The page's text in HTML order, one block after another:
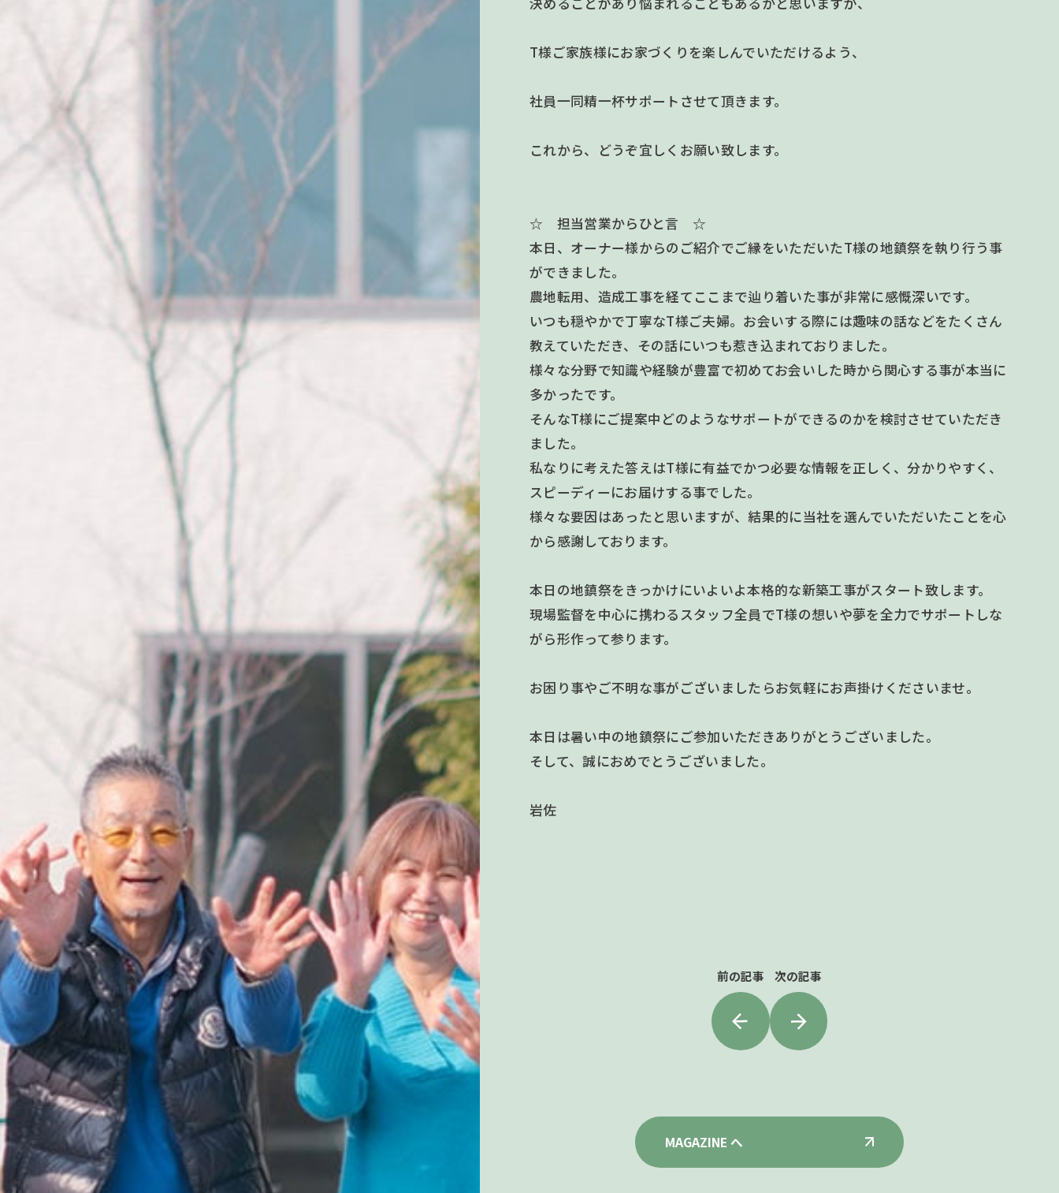
T様ご家族様にお家づくりを楽しんでいただけるよう、
社員一同精一杯サポートさせて頂きます。
これから、どうぞ宜しくお願い致します。
☆ 担当営業からひと言 ☆
本日、オーナー様からのご紹介でご縁をいただいたT様の地鎮祭を執り行う事
ができました。
農地転用、造成工事を経てここまで辿り着いた事が非常に感慨深いです。
いつも穏やかで丁寧なT様ご夫婦。お会いする際には趣味の話などをたくさん
教えていただき、その話にいつも惹き込まれておりました。
様々な分野で知識や経験が豊富で初めてお会いした時から関心する事が本当に
多かったです。
そんなT様にご提案中どのようなサポートができるのかを検討させていただき
ました。
私なりに考えた答えはT様に有益でかつ必要な情報を正しく、分かりやすく、
スピーディーにお届けする事でした。
様々な要因はあったと思いますが、結果的に当社を選んでいただいたことを心
から感謝しております。
本日の地鎮祭をきっかけにいよいよ本格的な新築工事がスタート致します。
現場監督を中心に携わるスタッフ全員でT様の想いや夢を全力でサポートしな
がら形作って参ります。
お困り事やご不明な事がございましたらお気軽にお声掛けくださいませ。
本日は暑い中の地鎮祭にご参加いただきありがとうございました。
そして、誠におめでとうございました。
岩佐
前の記事 次の記事
MAGAZINE へ